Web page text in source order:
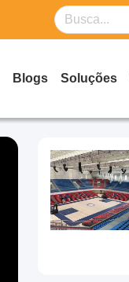
Blogs Soluções